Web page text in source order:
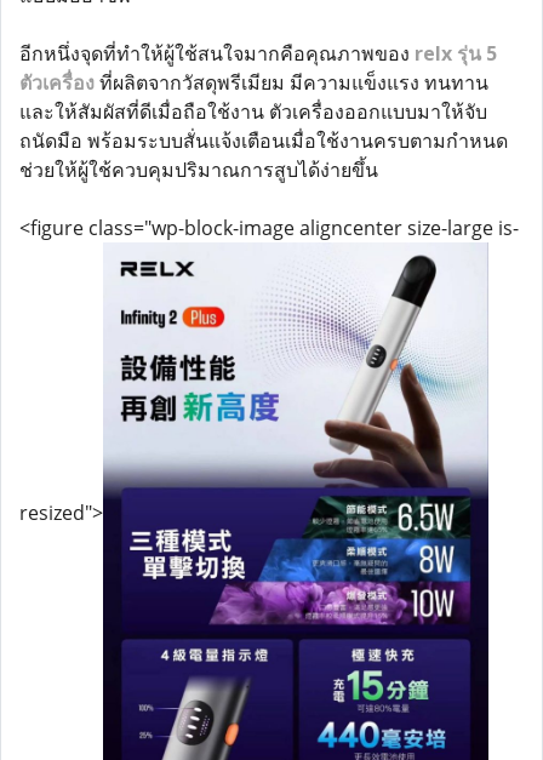
อีกหนึ่งจุดที่ทำให้ผู้ใช้สนใจมากคือคุณภาพของ relx รุ่น 5
ตัวเครื่องที่ผลิตจากวัสดุพรีเมียม มีความแข็งแรง ทนทาน
และให้สัมผัสที่ดีเมื่อถือใช้งาน ตัวเครื่องออกแบบมาให้จับ
ถนัดมือ พร้อมระบบสั่นแจ้งเตือนเมื่อใช้งานครบตามกำหนด
ช่วยให้ผู้ใช้ควบคุมปริมาณการสูบได้ง่ายขึ้น
<figure class="wp-block-image aligncenter size-large is-
resized">